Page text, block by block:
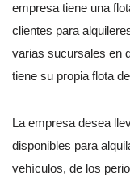
empresa tiene una
clientes para
varias sucursales en
tiene su propia flota
La empresa desea
disponibles para
vehículos, de los